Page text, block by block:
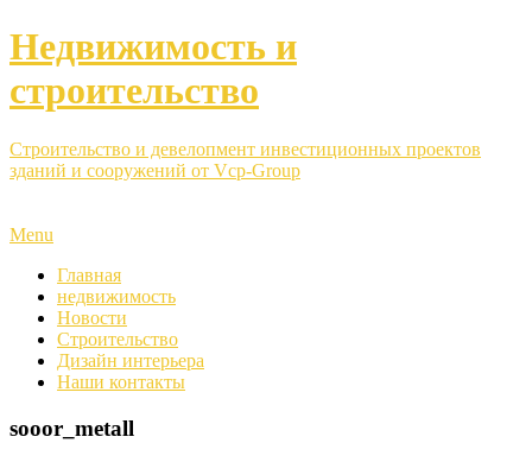
Недвижимость и
строительство
Строительство и девелопмент инвестиционных проектов
зданий и сооружений от Vcp-Group
Menu
Главная
недвижимость
Новости
Строительство
Дизайн интерьера
Наши контакты
sooor_metall